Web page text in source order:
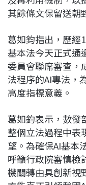
其餘條文保留送朝
葛如鈞指出，歷經
基本法今天正式通
委員會聯席審查，
法程序的AI專法，
高度指標意義。
葛如鈞表示，數發
整個立法過程中表
望。為確保AI基本
呼籲行政院審慎檢
機關轉由具創新視